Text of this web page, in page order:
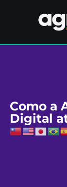
Como a
Digital